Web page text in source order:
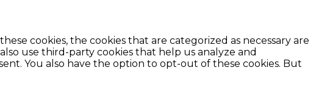
cookies, the cookies that are categorized as necessary are
use third-party cookies that help us analyze and
You also have the option to opt-out of these cookies. But